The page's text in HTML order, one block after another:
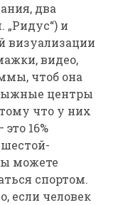
два
„Ридус“) и
визуализации
видео,
чтоб она
центры
что у них
16%
можете
спортом.
если человек